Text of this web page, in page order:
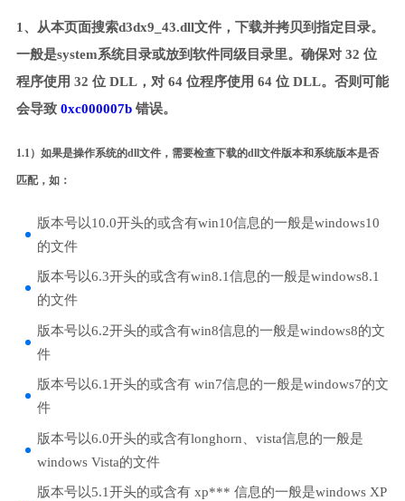
1、从本页面搜索d3dx9_43.dll文件，下载并拷贝到指定目录。
一般是system系统目录或放到软件同级目录里。确保对 32 位
程序使用 32 位 DLL，对 64 位程序使用 64 位 DLL。否则可能
会导致 0xc000007b错误。
1.1）如果是操作系统的dll文件，需要检查下载的dll文件版本和系统版本是否
匹配，如：
版本号以10.0开头的或含有win10信息的一般是windows10
的文件
版本号以6.3开头的或含有win8.1信息的一般是windows8.1
的文件
版本号以6.2开头的或含有win8信息的一般是windows8的文
件
版本号以6.1开头的或含有 win7信息的一般是windows7的文
件
版本号以6.0开头的或含有longhorn、vista信息的一般是
windows Vista的文件
版本号以5.1开头的或含有 xp*** 信息的一般是windows XP